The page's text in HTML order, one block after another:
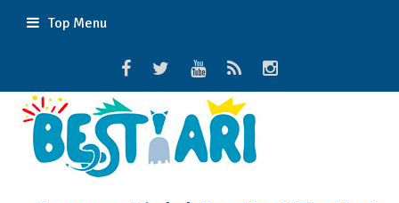
Top Menu